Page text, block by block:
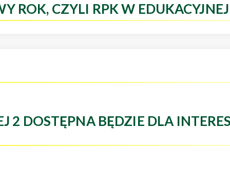
ROK, CZYLI RPK W
2 DOSTĘPNA BĘDZIE DLA